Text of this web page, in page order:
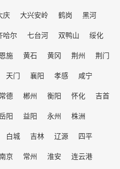
庆 大兴安岭 鹤岗
黑河
哈尔 七台河 双鸭山
绥化
恩施 黄石 黄冈 荆州
荆门
天门 襄阳 孝感
咸宁
常德 郴州 衡阳 怀化
吉首
阳 益阳 永州
株洲
白城 吉林 辽源
四平
京 常州 淮安
连云港